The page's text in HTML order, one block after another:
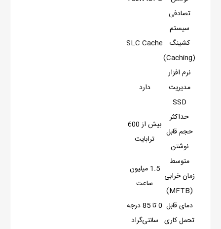
تصادفی
سیستم
کشینگ
(Caching)
SLC Cache
نرم افزار
مدیریت
SSD
دارد
حداکثر
حجم قابل
نوشتن
بیش از 600
ترابایت
متوسط
زمان خرابی
(MFTB)
1.5 میلیون
ساعت
دمای قابل
تحمل کاری
0 تا 85 درجه
سانتی‌گراد